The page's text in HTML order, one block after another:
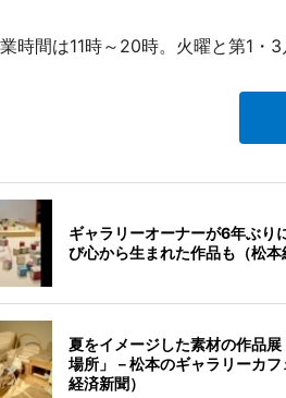
時間は11時～20時。火曜と第1・3
ギャラリーオーナーが6年ぶり
び心から生まれた作品も（松本
夏をイメージした素材の作品展
場所」－松本のギャラリーカフ
経済新聞）